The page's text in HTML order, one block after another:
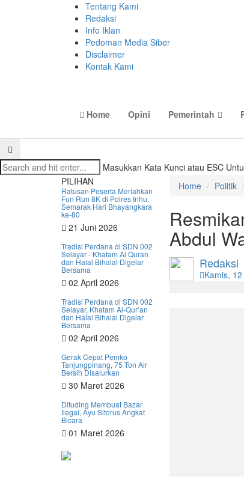
Tentang Kami
Redaksi
Info Iklan
Pedoman Media Siber
Disclaimer
Kontak Kami
Home Opini Pemerintah
Masukkan Kata Kunci atau ESC
PILIHAN
Ratusan Peserta Meriahkan
Fun Run 8K di Polres Inhu,
Semarak Hari Bhayangkara
ke-80
21 Juni 2026
Tradisi Perdana di SDN 002
Selayar - Khatam Al Quran
dan Halal Bihalal Digelar
Bersama
02 April 2026
Tradisi Perdana di SDN 002
Selayar, Khatam Al-Qur’an
dan Halal Bihalal Digelar
Bersama
02 April 2026
Gerak Cepat Pemko
Tanjungpinang, 75 Ton Air
Bersih Disalurkan
30 Maret 2026
Dituding Membuat Bazar
Ilegal, Ayu Sitorus Angkat
Bicara
01 Maret 2026
Home Politik
Abdul
Redaksi
Kamis,